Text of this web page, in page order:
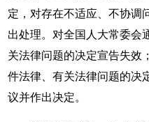
定，对存在不适应、不协调
出处理。对全国人大常委会
关法律问题的决定宣告失效
件法律、有关法律问题的决
议并作出决定。